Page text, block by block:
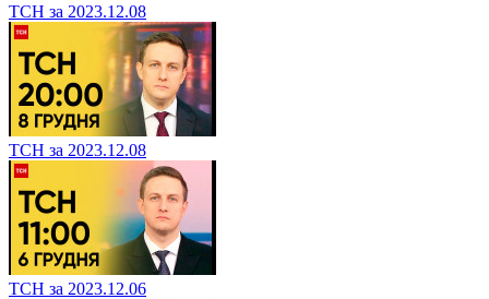
ТСН за 2023.12.08
ТСН за 2023.12.08
ТСН за 2023.12.06